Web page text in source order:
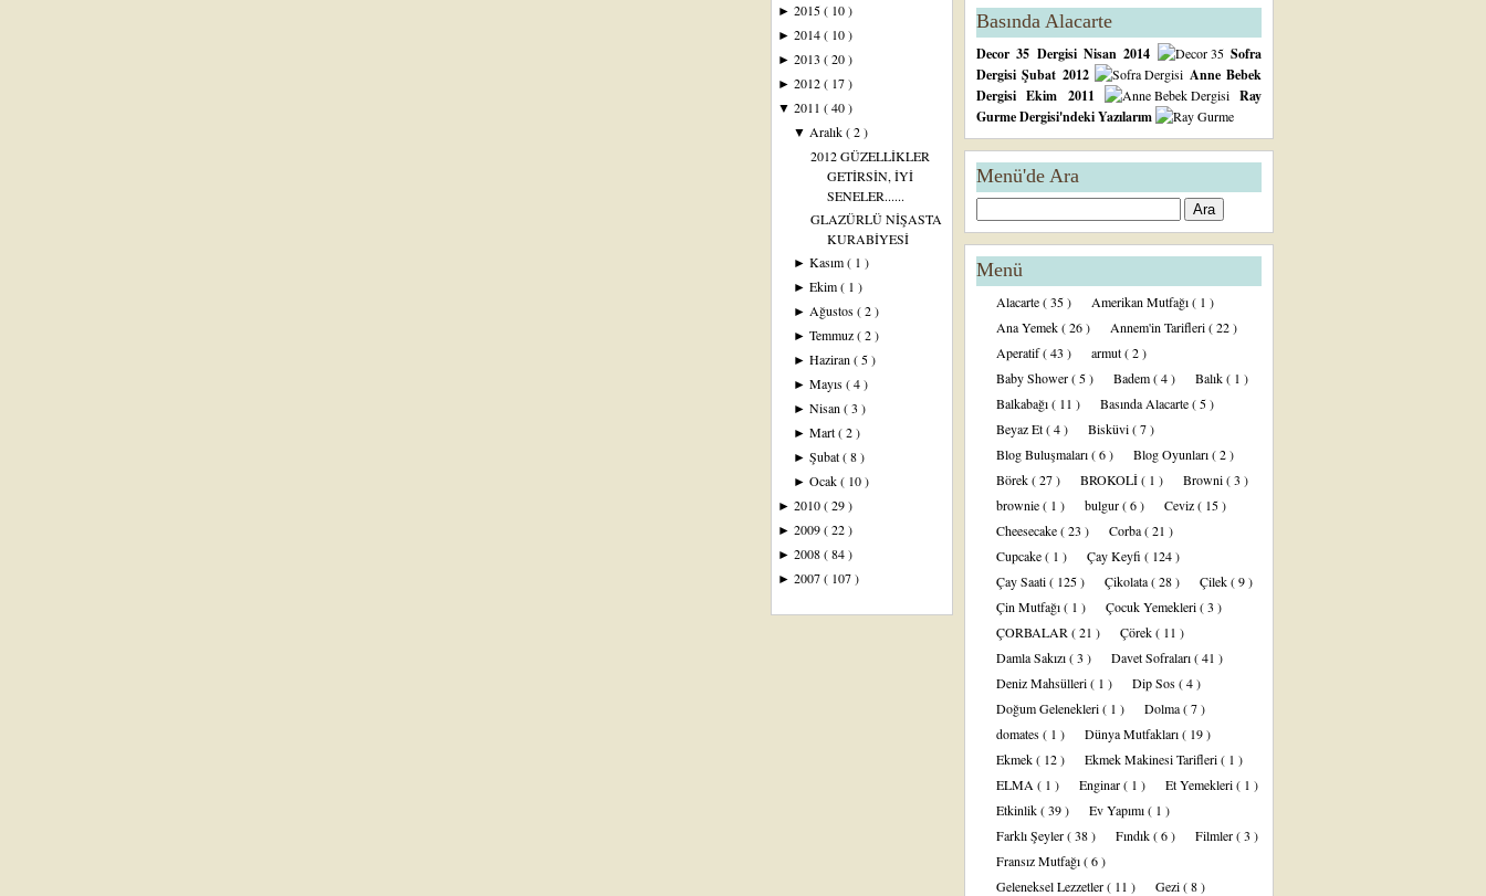
► 2015( 10 )
► 2014( 10 )
► 2013 ( 20 )
► 2012( 17 )
▼ 2011 ( 40 )
▼Aralık( 2 )
2012 GÜZELLİKLER
GETİRSİN, İYİ
SENELER......
GLAZÜRLÜ NİŞASTA
KURABİYESİ
►Kasım( 1 )
►Ekim( 1 )
►Ağustos( 2 )
►Temmuz( 2 )
►Haziran( 5 )
►Mayıs( 4 )
►Nisan( 3 )
►Mart( 2 )
►Şubat( 8 )
►Ocak( 10 )
► 2010( 29 )
► 2009( 22 )
► 2008( 84 )
► 2007( 107 )
Basında Alacarte
Decor 35 Dergisi Nisan 2014
Sofra
Dergisi Şubat 2012
Anne Bebek
Dergisi Ekim 2011
Ray
Gurme Dergisi'ndeki Yazılarım
Menü'de Ara
Menü
Alacarte( 35 ) Amerikan Mutfağı( 1 )
Ana Yemek( 26 ) Annem'in Tarifleri( 22 )
Aperatif( 43 ) armut( 2 )
Baby Shower( 5 ) Badem( 4 ) Balık( 1 )
Balkabağı( 11 ) Basında Alacarte( 5 )
Beyaz Et( 4 ) Bisküvi( 7 )
Blog Buluşmaları( 6 ) Blog Oyunları( 2 )
Börek( 27 ) BROKOLİ( 1 ) Browni( 3 )
brownie( 1 ) bulgur( 6 ) Ceviz( 15 )
Cheesecake( 23 ) Corba( 21 )
Cupcake( 1 ) Çay Keyfi ( 124 )
Çay Saati( 125 ) Çikolata( 28 ) Çilek( 9 )
Çin Mutfağı( 1 ) Çocuk Yemekleri( 3 )
ÇORBALAR ( 21 ) Çörek( 11 )
Damla Sakızı( 3 ) Davet Sofraları( 41 )
Deniz Mahsülleri( 1 ) Dip Sos( 4 )
Doğum Gelenekleri( 1 ) Dolma( 7 )
domates( 1 ) Dünya Mutfakları( 19 )
Ekmek( 12 ) Ekmek Makinesi Tarifleri( 1 )
ELMA ( 1 ) Enginar( 1 ) Et Yemekleri( 1 )
Etkinlik( 39 ) Ev Yapımı( 1 )
Farklı Şeyler( 38 ) Fındık( 6 ) Filmler( 3 )
Fransız Mutfağı( 6 )
Geleneksel Lezzetler( 11 ) Gezi( 8 )